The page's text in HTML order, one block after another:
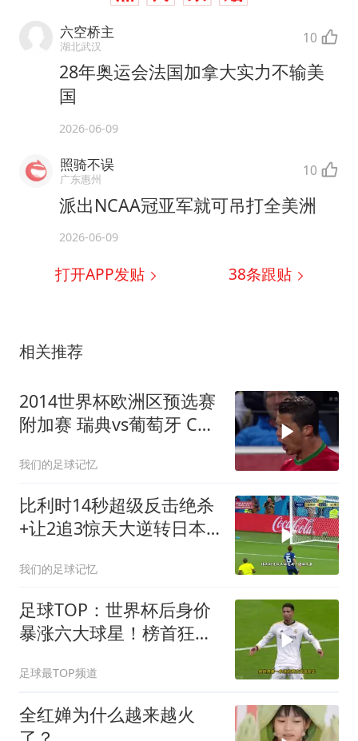
六空桥主
湖北武汉 10
28年奥运会法国加拿大实力不输美
国
2026-06-09
照骑不误
广东惠州 10
派出NCAA冠亚军就可吊打全美洲
2026-06-09
打开APP发贴 38条跟贴
相关推荐
2014世界杯欧洲区预选赛
附加赛 瑞典vs葡萄牙 C罗
我们的足球记忆
比利时14秒超级反击绝杀
+让2追3惊天大逆转日本
我们的足球记忆
足球TOP：世界杯后身价
暴涨六大球星！榜首狂涨
足球最TOP频道
全红婵为什么越来越火